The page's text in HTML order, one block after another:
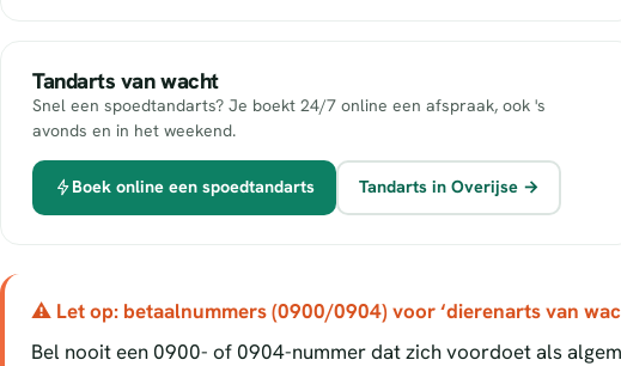
Tandarts van wacht
Snel een spoedtandarts? Je boekt 24/7 online een afspraak, ook 's
avonds en in het weekend.
Boek online een spoedtandarts Tandarts in Overijse →
⚠ Let op: betaalnummers (0900/0904) voor ‘dierenarts van
Bel nooit een 0900- of 0904-nummer dat zich voordoet als